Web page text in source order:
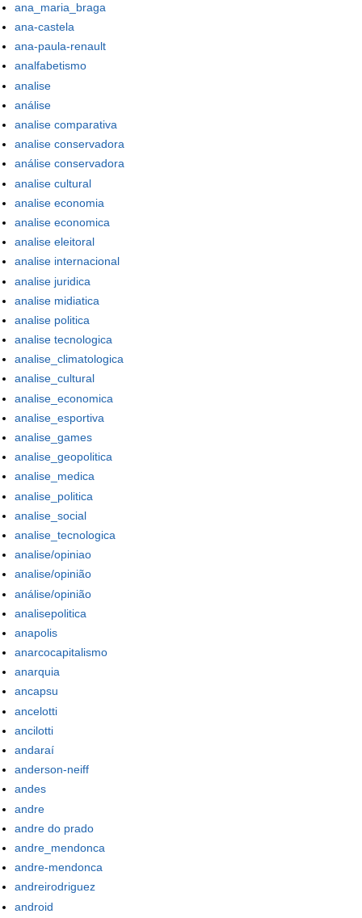
ana_maria_braga
ana-castela
ana-paula-renault
analfabetismo
analise
análise
analise comparativa
analise conservadora
análise conservadora
analise cultural
analise economia
analise economica
analise eleitoral
analise internacional
analise juridica
analise midiatica
analise politica
analise tecnologica
analise_climatologica
analise_cultural
analise_economica
analise_esportiva
analise_games
analise_geopolitica
analise_medica
analise_politica
analise_social
analise_tecnologica
analise/opiniao
analise/opinião
análise/opinião
analisepolitica
anapolis
anarcocapitalismo
anarquia
ancapsu
ancelotti
ancilotti
andaraí
anderson-neiff
andes
andre
andre do prado
andre_mendonca
andre-mendonca
andreirodriguez
android